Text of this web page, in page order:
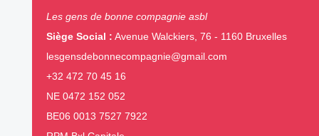
Les gens de bonne compagnie asbl
Siège Social : Avenue Walckiers, 76 - 1160 Bruxelles
lesgensdebonnecompagnie@gmail.com
+32 472 70 45 16
NE 0472 152 052
BE06 0013 7527 7922